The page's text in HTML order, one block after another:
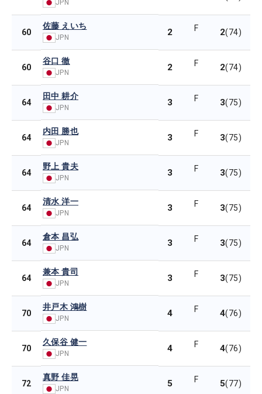
JPN
60
佐藤 えいち
JPN 2 F 2(74)
60
谷口 徹
JPN 2 F 2(74)
64
田中 耕介
JPN 3 F 3(75)
64
内田 勝也
JPN 3 F 3(75)
64
野上 貴夫
JPN 3 F 3(75)
64
清水 洋一
JPN 3 F 3(75)
64
倉本 昌弘
JPN 3 F 3(75)
64
兼本 貴司
JPN 3 F 3(75)
70
井戸木 鴻樹
JPN 4 F 4(76)
70
久保谷 健一
JPN 4 F 4(76)
72
真野 佳晃
JPN 5 F 5(77)